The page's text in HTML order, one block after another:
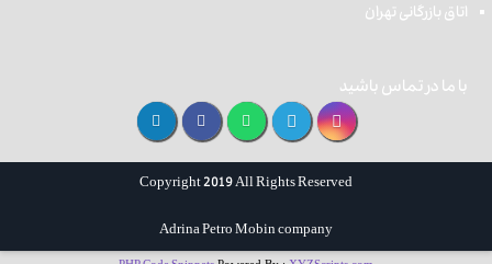
اتاق بازرگانی تهران
با ما در تماس باشید
Copyright 2019 All Rights Reserved
Adrina Petro Mobin company